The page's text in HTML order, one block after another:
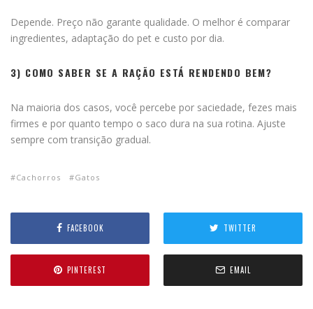
Depende. Preço não garante qualidade. O melhor é comparar
ingredientes, adaptação do pet e custo por dia.
3) COMO SABER SE A RAÇÃO ESTÁ RENDENDO BEM?
Na maioria dos casos, você percebe por saciedade, fezes mais
firmes e por quanto tempo o saco dura na sua rotina. Ajuste
sempre com transição gradual.
Cachorros Gatos
FACEBOOK TWITTER
PINTEREST EMAIL